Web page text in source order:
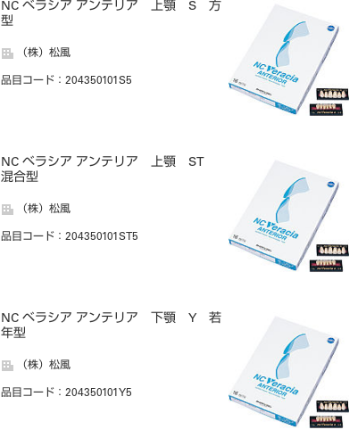
NC ベラシア アンテリア 上顎 S 方
型
（株）松風
品目コード ：204350101S5
NC ベラシア アンテリア 上顎 ST
混合型
（株）松風
品目コード ：204350101ST5
NC ベラシア アンテリア 下顎 Y 若
年型
（株）松風
品目コード ：204350101Y5